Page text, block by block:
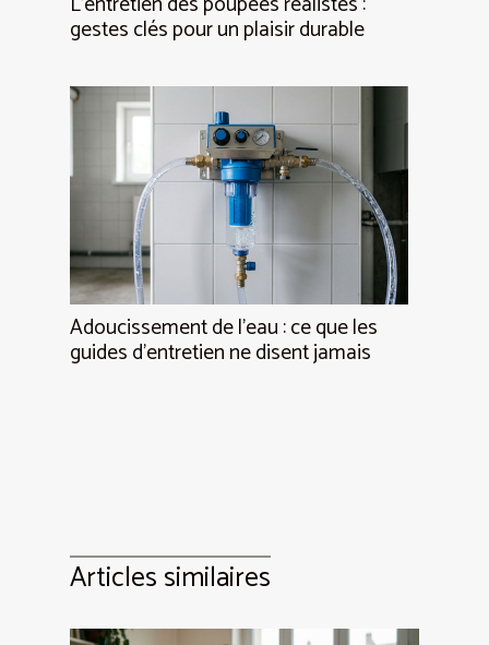
gestes clés pour un plaisir durable
Adoucissement de l’eau : ce que les
guides d’entretien ne disent jamais
Articles similaires